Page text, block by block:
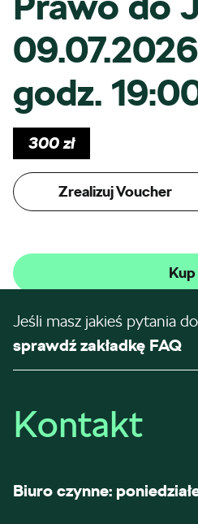
godz.
300zł
Zrealizuj Voucher
Kup
Jeśli masz jakieś pytania
sprawdź zakładkę FAQ
Kontakt
Biuro czynne: